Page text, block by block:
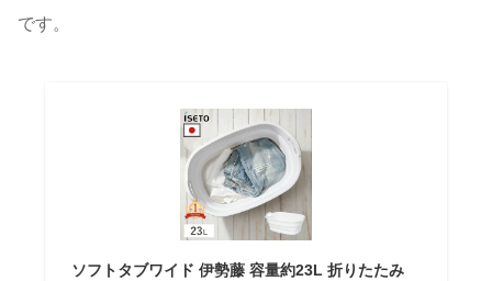
です。
ソフトタブワイド 伊勢藤 容量約23L 折りたたみ